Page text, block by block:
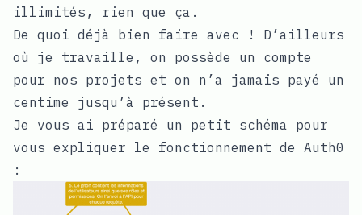
illimités, rien que ça.
De quoi déjà bien faire avec ! D’ailleurs
où je travaille, on possède un compte
pour nos projets et on n’a jamais payé un
centime jusqu’à présent.
Je vous ai préparé un petit schéma pour
vous expliquer le fonctionnement de Auth0
: